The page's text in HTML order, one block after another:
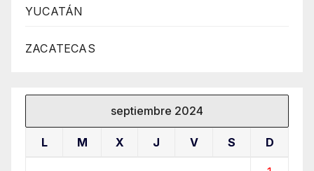
YUCATÁN
ZACATECAS
septiembre 2024
L M X J V S D